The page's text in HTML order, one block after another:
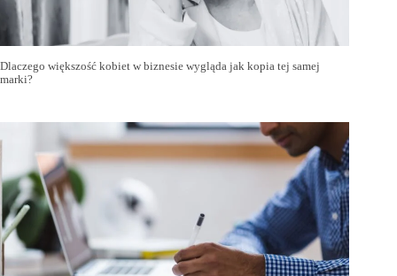
Dlaczego większość kobiet w biznesie wygląda jak kopia tej samej
marki?